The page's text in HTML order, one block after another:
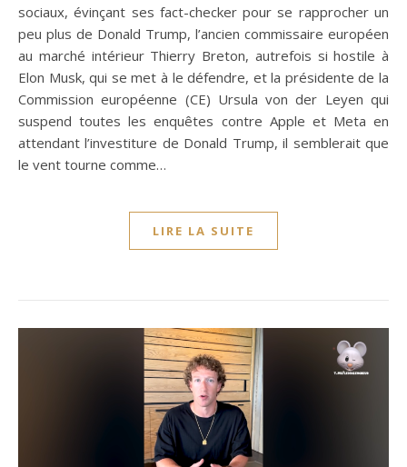
sociaux, évinçant ses fact-checker pour se rapprocher un
peu plus de Donald Trump, l’ancien commissaire européen
au marché intérieur Thierry Breton, autrefois si hostile à
Elon Musk, qui se met à le défendre, et la présidente de la
Commission européenne (CE) Ursula von der Leyen qui
suspend toutes les enquêtes contre Apple et Meta en
attendant l’investiture de Donald Trump, il semblerait que
le vent tourne comme…
LIRE LA SUITE